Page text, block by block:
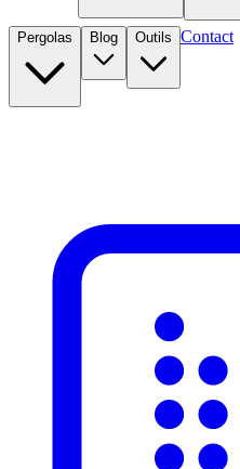
Pergolas Blog Outils Contact